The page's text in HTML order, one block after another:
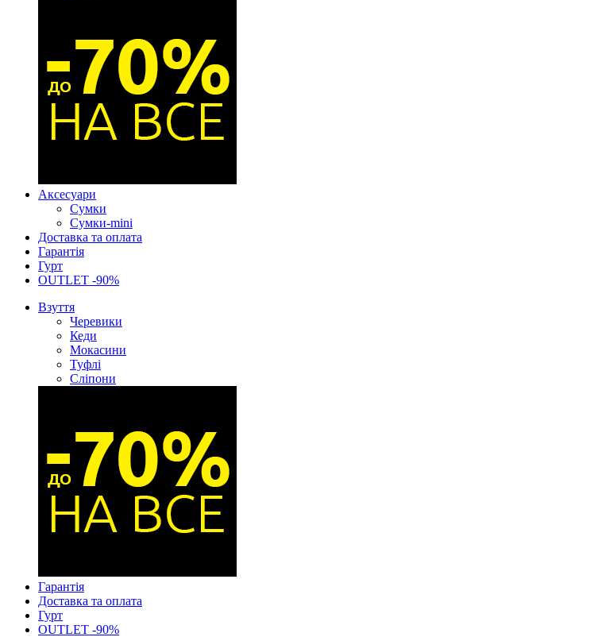
Аксесуари
Сумки
Сумки-mini
Доставка та оплата
Гарантія
Гурт
OUTLET -90%
Взуття
Черевики
Кеди
Мокасини
Туфлі
Сліпони
Гарантія
Доставка та оплата
Гурт
OUTLET -90%